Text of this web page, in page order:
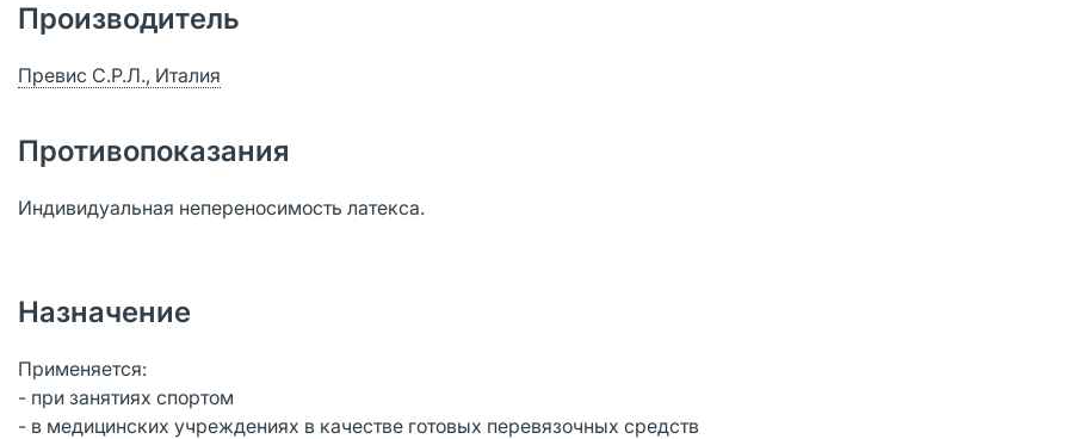
Производитель
Превис С.Р.Л., Италия
Противопоказания
Индивидуальная непереносимость латекса.
Назначение
Применяется:
- при занятиях спортом
- в медицинских учреждениях в качестве готовых перевязочных средств